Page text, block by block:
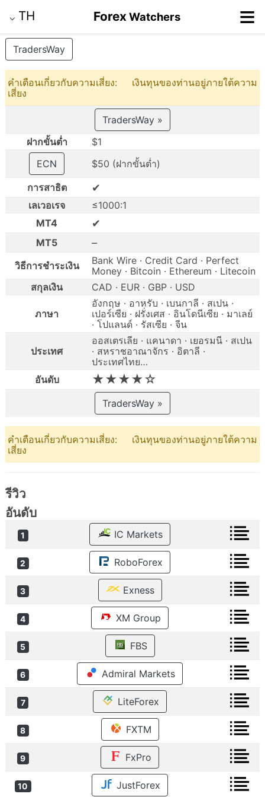
⌵ TH ForexWatchers ≡
TradersWay
คำเตือนเกี่ยวกับความเสี่ยง: เงินทุนของท่านอยู่ภายใต้ความ
เสี่ยง
TradersWay »
ฝากขั้นต่ำ
$1
ECN
$50 (ฝากขั้นต่ำ)
การสาธิต
✔
เลเวอเรจ
≤1000:1
MT4
✔
MT5 –
วิธีการชำระเงิน
Bank Wire · Credit Card · Perfect
Money · Bitcoin · Ethereum · Litecoin
สกุลเงิน
CAD · EUR · GBP · USD
ภาษา
อังกฤษ · อาหรับ · เบนกาลี · สเปน ·
เปอร์เซีย · ฝรั่งเศส · อินโดนีเซีย · มาเลย์
· โปแลนด์ · รัสเซีย · จีน
ประเทศ
ออสเตรเลีย · แคนาดา · เยอรมนี · สเปน
· สหราชอาณาจักร · อิตาลี ·
ประเทศไทย…
อันดับ
★★★★☆
TradersWay »
คำเตือนเกี่ยวกับความเสี่ยง: เงินทุนของท่านอยู่ภายใต้ความ
เสี่ยง
รีวิว
อันดับ
1 IC Markets
2 RoboForex
3 Exness
4 XM Group
5 FBS
6 Admiral Markets
7 LiteForex
8 FXTM
9 FxPro
10 JustForex